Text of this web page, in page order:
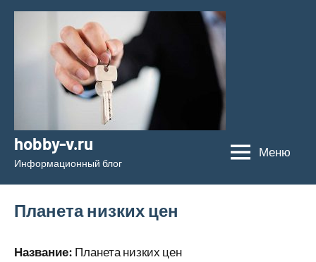
Перейти
содержимому
hobby-v.ru
Информационный блог
Меню
Планета низких цен
Название: Планета низких цен